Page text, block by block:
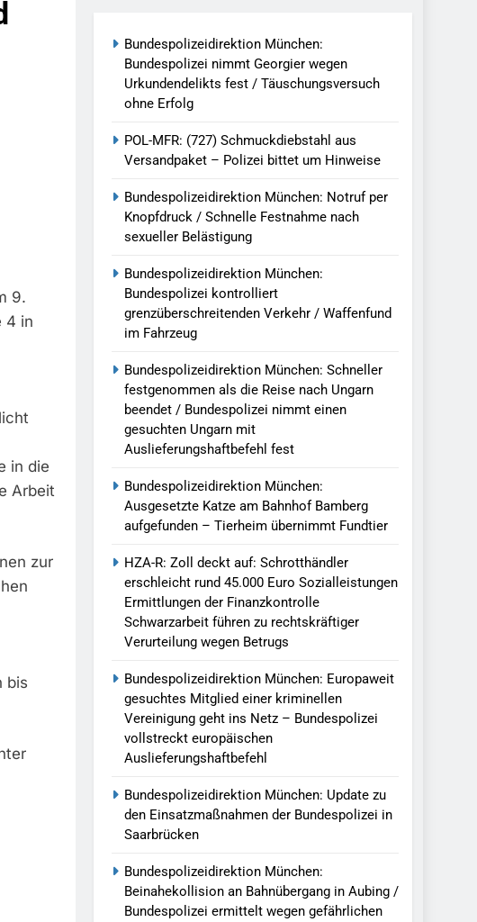
Verkehr / Waffenfund Im
Nach Ungarn Beendet / Bundespolizei Nimmt
Bamberg Aufgefunden – Tierheim Übernimmt
Sozialleistungen Ermittlungen Der Finanzkontrolle
Der Bundespolizei In Saarbrücken
In Aubing / Bundespolizei Ermittelt Wegen
9.
4 in
in die
Arbeit
zur
bis
Bundespolizeidirektion München:
Bundespolizei nimmt Georgier wegen
Urkundendelikts fest / Täuschungsversuch
ohne Erfolg
POL-MFR: (727) Schmuckdiebstahl aus
Versandpaket – Polizei bittet um Hinweise
Bundespolizeidirektion München: Notruf per
Knopfdruck / Schnelle Festnahme nach
sexueller Belästigung
Bundespolizeidirektion München:
Bundespolizei kontrolliert
grenzüberschreitenden Verkehr / Waffenfund
im Fahrzeug
Bundespolizeidirektion München: Schneller
festgenommen als die Reise nach Ungarn
beendet / Bundespolizei nimmt einen
gesuchten Ungarn mit
Auslieferungshaftbefehl fest
Bundespolizeidirektion München:
Ausgesetzte Katze am Bahnhof Bamberg
aufgefunden – Tierheim übernimmt Fundtier
HZA-R: Zoll deckt auf: Schrotthändler
erschleicht rund 45.000 Euro Sozialleistungen
Ermittlungen der Finanzkontrolle
Schwarzarbeit führen zu rechtskräftiger
Verurteilung wegen Betrugs
Bundespolizeidirektion München: Europaweit
gesuchtes Mitglied einer kriminellen
Vereinigung geht ins Netz – Bundespolizei
vollstreckt europäischen
Auslieferungshaftbefehl
Bundespolizeidirektion München: Update zu
den Einsatzmaßnahmen der Bundespolizei in
Saarbrücken
Bundespolizeidirektion München:
Beinahekollision an Bahnübergang in Aubing /
Bundespolizei ermittelt wegen gefährlichen